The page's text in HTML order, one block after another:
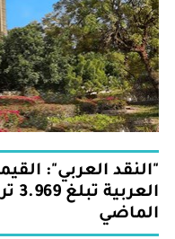
"النقد العربي":
الماضي